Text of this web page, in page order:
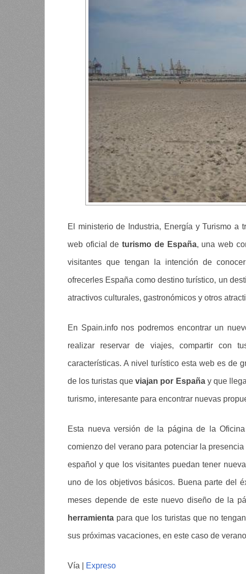
El ministerio de Industria, Energía y Turismo a
web oficial deturismo de España, una web
visitantes que tengan la intención de
ofrecerles España como destino turístico, un
atractivos culturales, gastronómicos y otros
En Spain.info nos podremos encontrar un
realizar reservar de viajes, compartir con
características. A nivel turístico esta web es de
de los turistas queviajan por Españay que
turismo, interesante para encontrar nuevas
Esta nueva versión de la página de la
comienzo del verano para potenciar la
español y que los visitantes puedan tener
uno de los objetivos básicos. Buena parte del
meses depende de este nuevo diseño de la
herramienta para que los turistas que no
sus próximas vacaciones, en este caso de
Vía | Expreso